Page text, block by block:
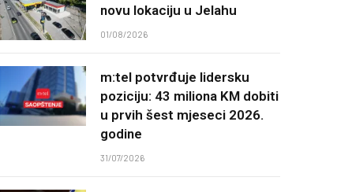
novu lokaciju u Jelahu
01/08/2026
m:tel potvrđuje lidersku
poziciju: 43 miliona KM dobiti
u prvih šest mjeseci 2026.
godine
31/07/2026